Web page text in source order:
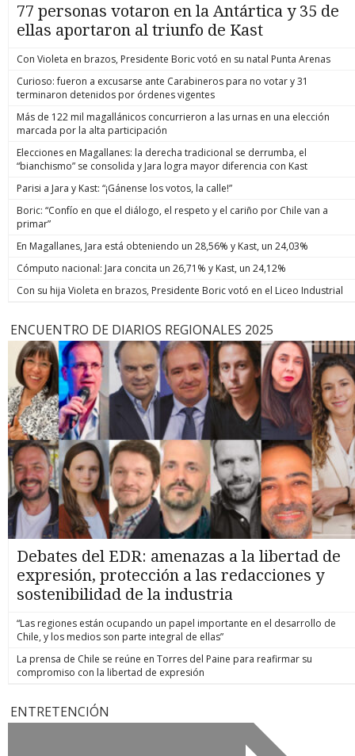
77 personas votaron en la Antártica y 35 de
ellas aportaron al triunfo de Kast
Con Violeta en brazos, Presidente Boric votó en su natal Punta Arenas
Curioso: fueron a excusarse ante Carabineros para no votar y 31
terminaron detenidos por órdenes vigentes
Más de 122 mil magallánicos concurrieron a las urnas en una elección
marcada por la alta participación
Elecciones en Magallanes: la derecha tradicional se derrumba, el
“bianchismo” se consolida y Jara logra mayor diferencia con Kast
Parisi a Jara y Kast: “¡Gánense los votos, la calle!”
Boric: “Confío en que el diálogo, el respeto y el cariño por Chile van a
primar”
En Magallanes, Jara está obteniendo un 28,56% y Kast, un 24,03%
Cómputo nacional: Jara concita un 26,71% y Kast, un 24,12%
Con su hija Violeta en brazos, Presidente Boric votó en el Liceo Industrial
ENCUENTRO DE DIARIOS REGIONALES 2025
Debates del EDR: amenazas a la libertad de
expresión, protección a las redacciones y
sostenibilidad de la industria
“Las regiones están ocupando un papel importante en el desarrollo de
Chile, y los medios son parte integral de ellas”
La prensa de Chile se reúne en Torres del Paine para reafirmar su
compromiso con la libertad de expresión
ENTRETENCIÓN